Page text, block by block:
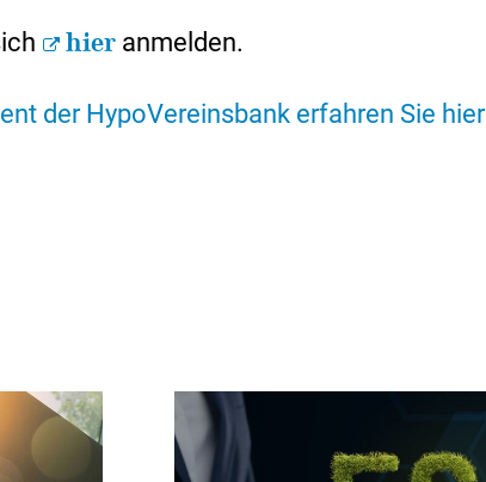
hier anmelden.
der HypoVereinsbank erfahren Sie hier